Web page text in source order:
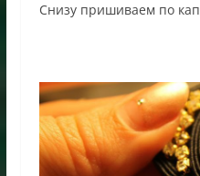
Снизу пришиваем по